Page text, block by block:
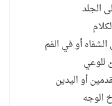
الجلد
أو في الفم
للوعي
أو اليدين
الوجه